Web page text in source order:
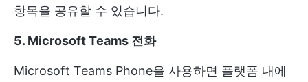
항목을 공유할 수 있습니다.
5. Microsoft Teams 전화
Microsoft Teams Phone을 사용하면 플랫폼 내에